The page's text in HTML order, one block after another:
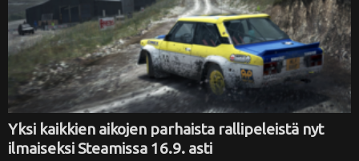
Yksi kaikkien aikojen parhaista rallipeleistä nyt
ilmaiseksi Steamissa 16.9. asti